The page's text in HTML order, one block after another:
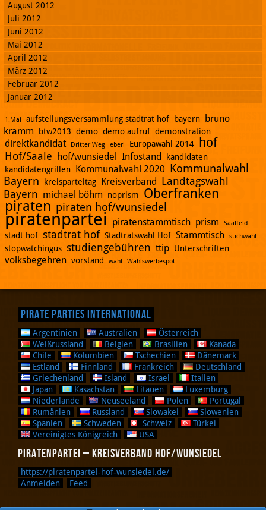
August 2012
Juli 2012
Juni 2012
Mai 2012
April 2012
März 2012
Februar 2012
Januar 2012
1.Mai aufstellungsversammlung stadtrat hof bayern
bruno
kramm
btw2013 demo demo aufruf demonstration
direktkandidat Dritter Weg eberl Europawahl 2014 hof
Hof/Saale hof/wunsiedel Infostand
kandidaten
kandidatengrillen
Kommunalwahl 2020 Kommunalwahl
Bayern
kreisparteitag Kreisverband Landtagswahl
Bayern michael böhm noprism Oberfranken
piraten piraten hof/wunsiedel
piratenpartei piratenstammtisch prism Saalfeld
stadt hof stadtrat hof Stadtratswahl Hof Stammtisch stichwahl
stopwatchingus studiengebühren ttip Unterschriften
volksbegehren vorstand wahl Wahlswerbespot
Pirate Parties International
Argentinien Australien
Österreich
Weißrussland
Belgien Brasilien
Kanada
Chile
Kolumbien Tschechien
Dänemark
Estland
Finnland Frankreich
Deutschland
Griechenland
Island Israel
Italien
Japan
Kasachstan Litauen
Luxemburg
Niederlande
Neuseeland Polen
Portugal
Rumänien
Russland Slowakei
Slowenien
Spanien
Schweden Schweiz
Türkei
Vereinigtes Königreich
USA
Piratenpartei – Kreisverband Hof/Wunsiedel
https://piratenpartei-hof-wunsiedel.de/
Anmelden
Feed